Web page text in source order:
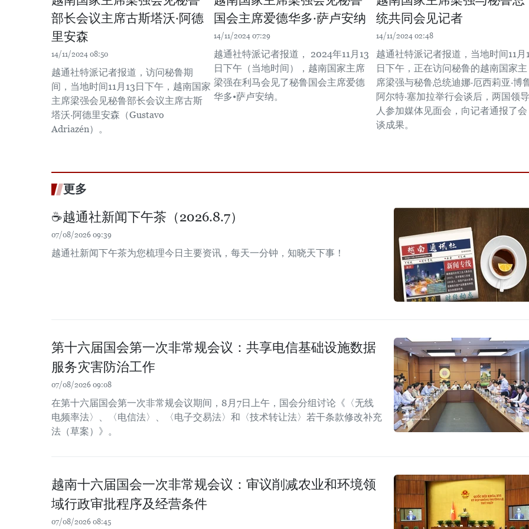
部长会议主席古斯塔沃·阿德
里安森
14/11/2024 08:50
越通社特派记者报道，访问秘鲁期
间，当地时间11月13日下午，越南国家
主席梁强会见秘鲁部长会议主席古斯
塔沃·阿德里安森（Gustavo
Adriazén）。
国会主席爱德华多·萨卢安纳
14/11/2024 07:29
越通社特派记者报道， 2024年11月13
日下午（当地时间），越南国家主席
梁强在利马会见了秘鲁国会主席爱德
华多•萨卢安纳。
统共同会见记者
14/11/2024 02:48
越通社特派记者报道，当地时间11月
日下午，正在访问秘鲁的越南国家主
席梁强与秘鲁总统迪娜·厄西莉亚·博
阿尔特·塞加拉举行会谈后，两国领导
人参加媒体见面会，向记者通报了会
谈成果。
更多
☕️越通社新闻下午茶（2026.8.7）
07/08/2026 09:39
越通社新闻下午茶为您梳理今日主要资讯，每天一分钟，知晓天下事！
第十六届国会第一次非常规会议：共享电信基础设施数据
服务灾害防治工作
07/08/2026 09:08
在第十六届国会第一次非常规会议期间，8月7日上午，国会分组讨论《〈无线
电频率法〉、〈电信法〉、〈电子交易法〉和〈技术转让法〉若干条款修改补充
法（草案）》。
越南十六届国会一次非常规会议：审议削减农业和环境领
域行政审批程序及经营条件
07/08/2026 08:45